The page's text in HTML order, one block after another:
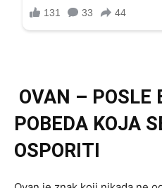
OVAN – POSLE
POBEDA KOJA
OSPORITI